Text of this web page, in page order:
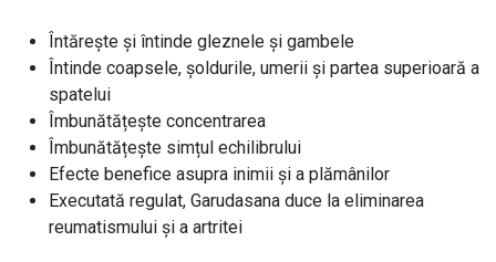
Întărește și întinde gleznele și gambele
Întinde coapsele, șoldurile, umerii și partea superioară a
spatelui
Îmbunătățește concentrarea
Îmbunătățește simțul echilibrului
Efecte benefice asupra inimii și a plămânilor
Executată regulat, Garudasana duce la eliminarea
reumatismului și a artritei